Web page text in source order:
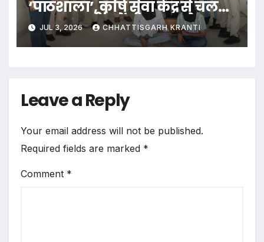
‘पाठशाला’, कृषि सेवा केंद्र से चल
रहा था जाली करेंसी का कारोबार, 2
गिरफ्तार
JUL 3, 2026 CHHATTISGARH KRANTI
Leave a Reply
Your email address will not be published.
Required fields are marked *
Comment *